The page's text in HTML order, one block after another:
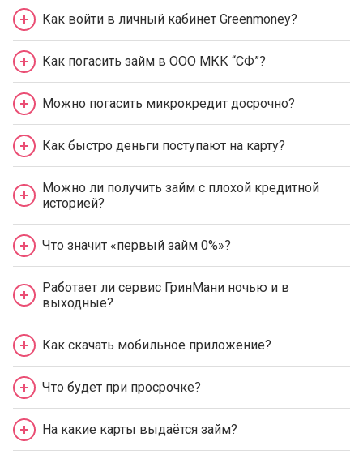
Как войти в личный кабинет Greenmoney?
Как погасить займ в ООО МКК “СФ”?
Можно погасить микрокредит досрочно?
Как быстро деньги поступают на карту?
Можно ли получить займ с плохой кредитной
историей?
Что значит «первый займ 0%»?
Работает ли сервис ГринМани ночью и в
выходные?
Как скачать мобильное приложение?
Что будет при просрочке?
На какие карты выдаётся займ?